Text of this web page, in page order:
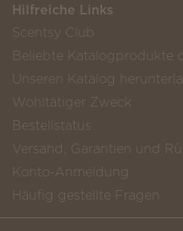
Hilfreiche Links
Scentsy Club
Beliebte Katalogprodukte
Unseren Katalog
Wohltätiger Zweck
Bestellstatus
Versand, Garantien und
Konto-Anmeldung
Häufig gestellte Fragen